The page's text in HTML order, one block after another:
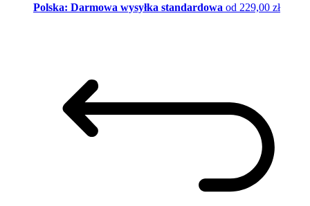
Polska: Darmowa wysyłka standardowa od 229,00 zł